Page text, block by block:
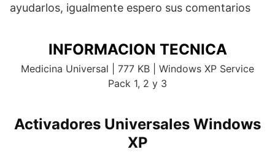
ayudarlos, igualmente espero sus comentarios
INFORMACION TECNICA
Medicina Universal | 777 KB | Windows XP Service
Pack 1, 2 y 3
Activadores Universales Windows
XP